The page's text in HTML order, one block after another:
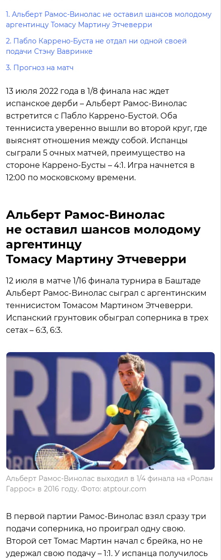
1. Альберт Рамос-Винолас не оставил шансов молодому
аргентинцу Томасу Мартину Этчеверри
2. Пабло Каррено-Буста не отдал ни одной своей
подачи Стэну Вавринке
3. Прогноз на матч
13 июля 2022 года в 1/8 финала нас ждет
испанское дерби – Альберт Рамос-Винолас
встретится с Пабло Каррено-Бустой. Оба
теннисиста уверенно вышли во второй круг, где
выяснят отношения между собой. Испанцы
сыграли 5 очных матчей, преимущество на
стороне Каррено-Бусты – 4:1. Игра начнется в
12:00 по московскому времени.
Альберт Рамос-Винолас
не оставил шансов молодому
аргентинцу
Томасу Мартину Этчеверри
12 июля в матче 1/16 финала турнира в Баштаде
Альберт Рамос-Винолас сыграл с аргентинским
теннисистом Томасом Мартином Этчеверри.
Испанский грунтовик обыграл соперника в трех
сетах – 6:3, 6:3.
Альберт Рамос-Винолас выходил в 1/4 финала на «Ролан
Гаррос» в 2016 году. Фото: atptour.com
В первой партии Рамос-Винолас взял сразу три
подачи соперника, но проиграл одну свою.
Второй сет Томас Мартин начал с брейка, но не
удержал свою подачу – 1:1. У испанца получилось